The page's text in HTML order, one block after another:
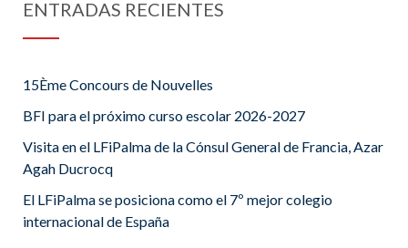
ENTRADAS RECIENTES
15Ème Concours de Nouvelles
BFI para el próximo curso escolar 2026-2027
Visita en el LFiPalma de la Cónsul General de Francia, Azar
Agah Ducrocq
El LFiPalma se posiciona como el 7º mejor colegio
internacional de España